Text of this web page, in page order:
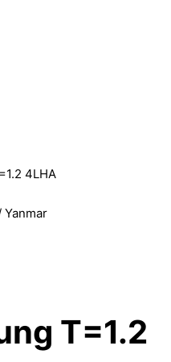
4LHA
Yanmar
T=1.2